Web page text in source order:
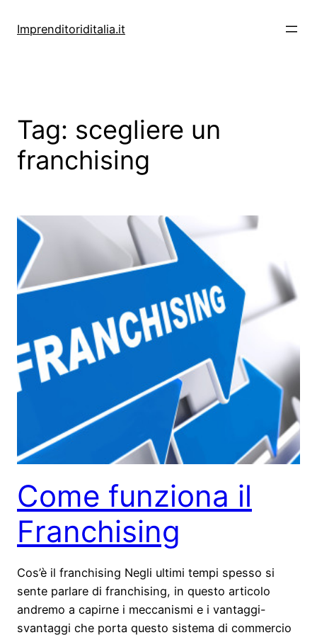
Imprenditoriditalia.it
Tag: scegliere un
franchising
Come funziona il
Franchising
Cos’è il franchising Negli ultimi tempi spesso si
sente parlare di franchising, in questo articolo
andremo a capirne i meccanismi e i vantaggi-
svantaggi che porta questo sistema di commercio